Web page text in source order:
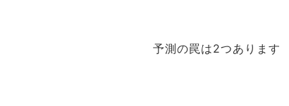
予測の罠は2つあります